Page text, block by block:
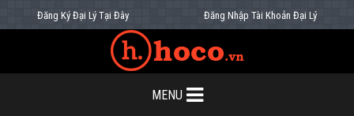
Đăng Ký Đại Lý Tại Đây Đăng Nhập Tài Khoản Đại Lý
MENU